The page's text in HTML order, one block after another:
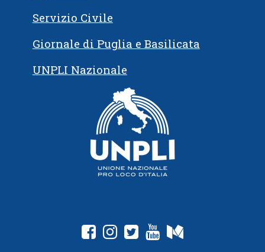
Servizio Civile
Giornale di Puglia e Basilicata
UNPLI Nazionale